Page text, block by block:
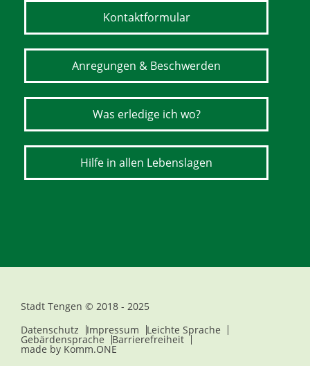
Kontaktformular
Anregungen & Beschwerden
Was erledige ich wo?
Hilfe in allen Lebenslagen
Stadt Tengen © 2018 - 2025
Datenschutz
Impressum Leichte Sprache
Gebärdensprache Barrierefreiheit
made by Komm.ONE